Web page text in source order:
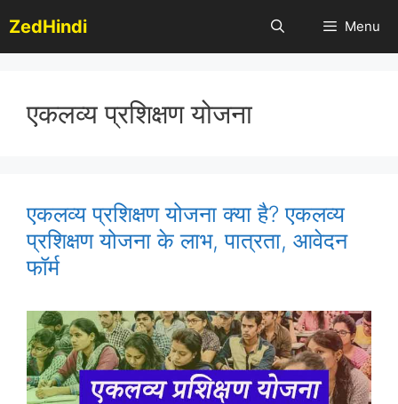
to
content
ZedHindi Menu
एकलव्य प्रशिक्षण योजना
एकलव्य प्रशिक्षण योजना क्या है? एकलव्य
प्रशिक्षण योजना के लाभ, पात्रता, आवेदन
फॉर्म